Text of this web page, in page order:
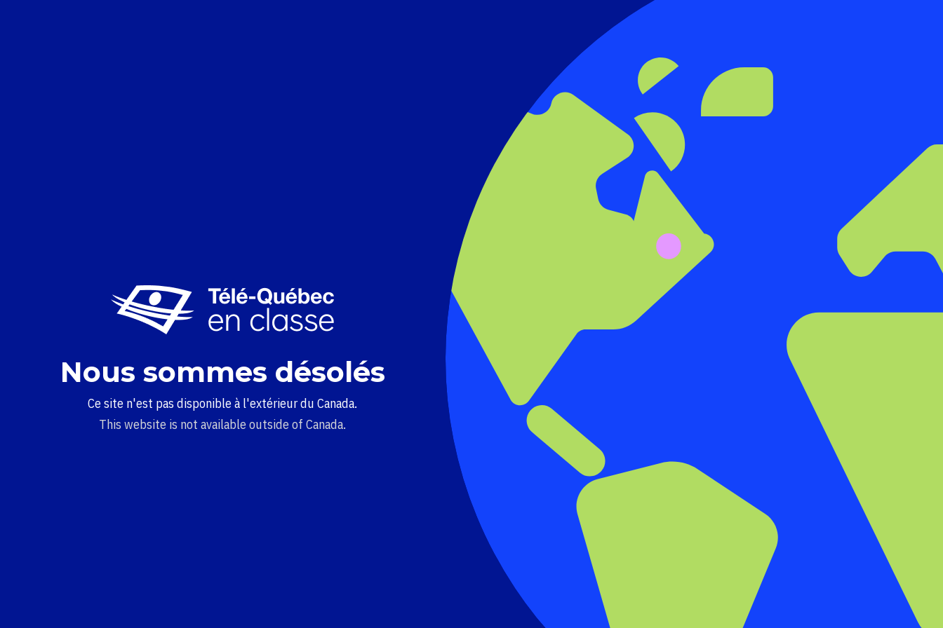
Nous sommes désolés
Ce site n'est pas disponible à l'extérieur du Canada.
This website is not available outside of Canada.